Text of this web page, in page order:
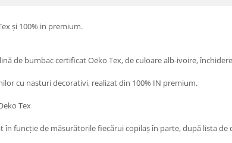
și 100% in premium.
de bumbac certificat Oeko Tex, de culoare alb-ivoire,
cu nasturi decorativi, realizat din 100% IN premium.
Tex
funcție de măsurătorile fiecărui copilaș în parte, după lista de